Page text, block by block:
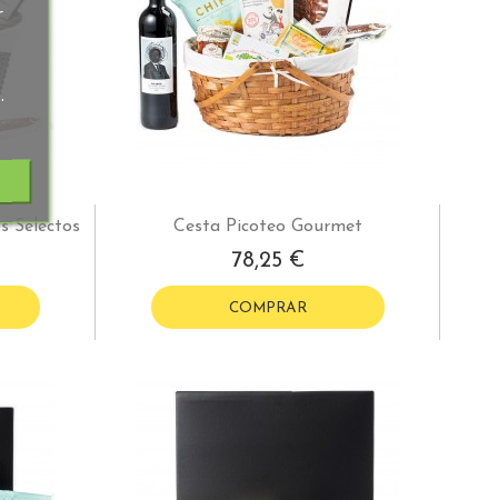
Selectos Cesta Picoteo Gourmet
78,25 €
COMPRAR